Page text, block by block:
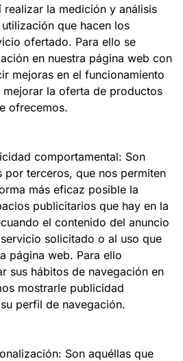
realizar la medición y análisis
que hacen los
ofertado. Para ello se
en nuestra página web con
mejoras en el funcionamiento
la oferta de productos
ofrecemos.
comportamental: Son
por terceros, que nos permiten
más eficaz posible la
publicitarios que hay en la
el contenido del anuncio
solicitado o al uso que
página web. Para ello
sus hábitos de navegación en
mostrarle publicidad
perfil de navegación.
Son aquéllas que